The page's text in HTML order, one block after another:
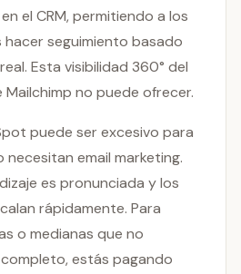
el CRM, permitiendo a los
seguimiento basado
Esta visibilidad 360° del
no puede ofrecer.
puede ser excesivo para
necesitan email marketing.
es pronunciada y los
rápidamente. Para
o medianas que no
estás pagando